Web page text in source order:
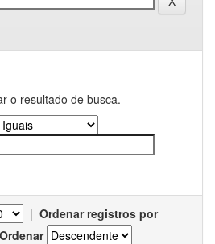
o resultado de busca.
| Ordenar registros por
Ordenar